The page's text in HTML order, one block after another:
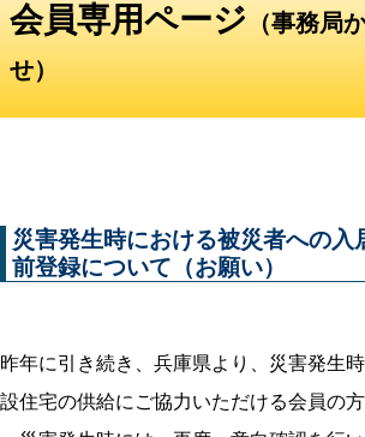
会員専用ページ （事務局
せ）
災害発生時における被災者への入
前登録について（お願い）
昨年に引き続き、兵庫県より、災害発生
設住宅の供給にご協力いただける会員の